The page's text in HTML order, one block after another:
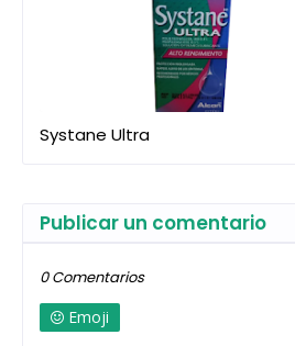
Systane Ultra
Publicar un comentario
0 Comentarios
Emoji